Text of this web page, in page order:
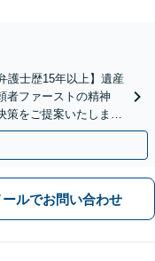
護士歴15年以上】遺産
者ファーストの精神
策をご提案いたしま
い。
ールでお問い合わせ